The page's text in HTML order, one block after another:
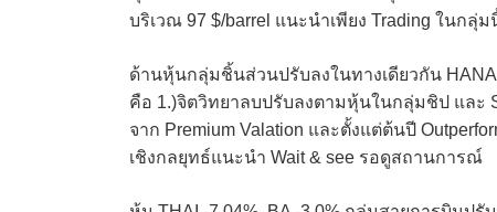
บริเวณ 97 $/barrel แนะนำเพียง Trading ในกลุ่
ด้านหุ้นกลุ่มชิ้นส่วนปรับลงในทางเดียวกัน HANA
คือ 1.)จิตวิทยาลบปรับลงตามหุ้นในกลุ่มชิป และ
จาก Premium Valation และตั้งแต่ต้นปี
เชิงกลยุทธ์แนะนำ Wait & see รอดูสถานการณ์